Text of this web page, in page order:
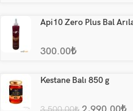
Api10 Zero Plus Bal
300.00₺
Kestane Balı 850 g